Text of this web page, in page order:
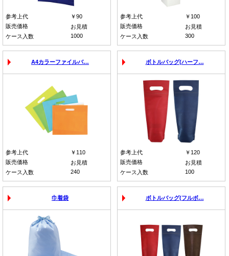
参考上代
￥90
販売価格
お見積
ケース入数
1000
参考上代
￥100
販売価格
お見積
ケース入数
300
A4カラーファイルバ…
参考上代
￥110
販売価格
お見積
ケース入数
240
ボトルバッグ(ハーフ…
参考上代
￥120
販売価格
お見積
ケース入数
100
巾着袋 ボトルバッグ(フルボ…